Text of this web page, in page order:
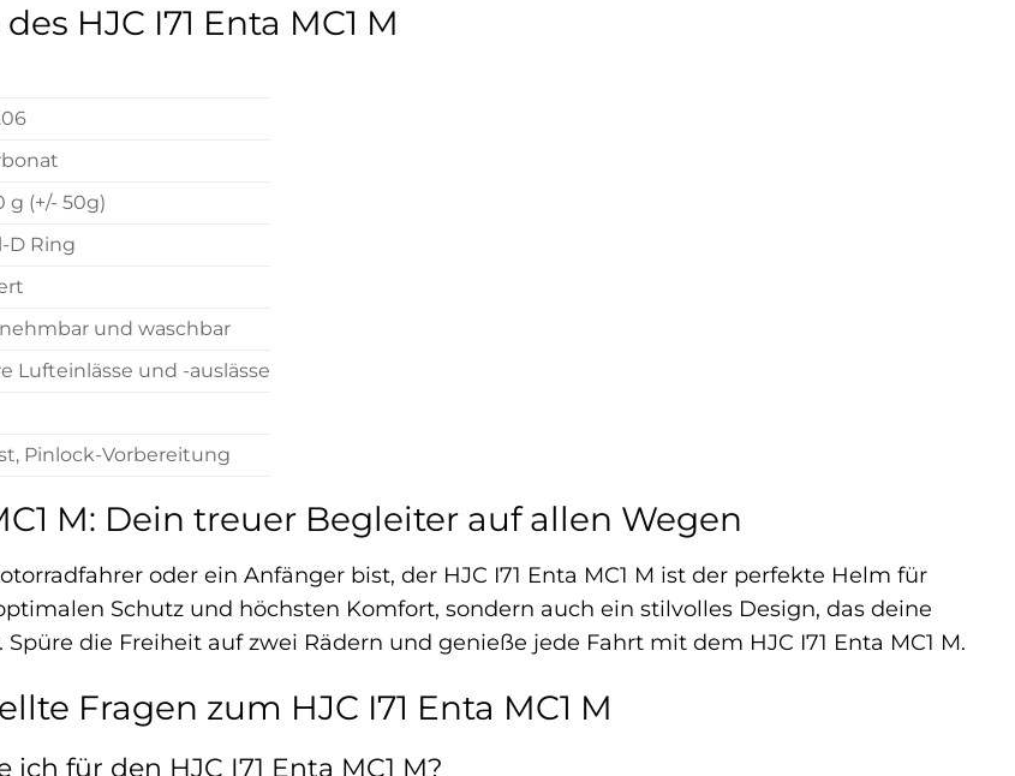
HJC I71 Enta MC1 M
g (+/- 50g)
D Ring
und waschbar
Lufteinlässe und -auslässe
Pinlock-Vorbereitung
M: Dein treuer Begleiter auf allen Wegen
oder ein Anfänger bist, der HJC I71 Enta MC1 M ist der perfekte Helm für
Schutz und höchsten Komfort, sondern auch ein stilvolles Design, das deine
die Freiheit auf zwei Rädern und genieße jede Fahrt mit dem HJC I71 Enta MC1 M.
Fragen zum HJC I71 Enta MC1 M
für den HJC I71 Enta MC1 M?